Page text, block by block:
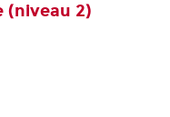
(niveau 2)